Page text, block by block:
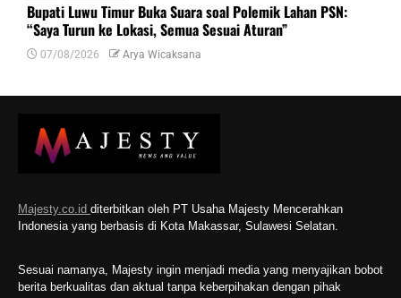
Bupati Luwu Timur Buka Suara soal Polemik Lahan PSN:
“Saya Turun ke Lokasi, Semua Sesuai Aturan”
07/08/2026 Arya Wicaksana
Majesty.co.id diterbitkan oleh PT Usaha Majesty Mencerahkan
Indonesia yang berbasis di Kota Makassar, Sulawesi Selatan.
Sesuai namanya, Majesty ingin menjadi media yang menyajikan bobot
berita berkualitas dan aktual tanpa keberpihakan dengan pihak